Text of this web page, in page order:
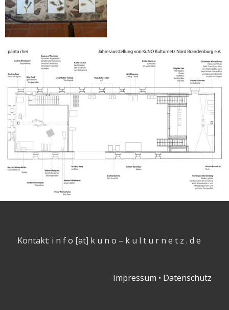
Kontakt: i n f o [at] k u n o – k u l t u r n e t z . d e
Impressum • Datenschutz